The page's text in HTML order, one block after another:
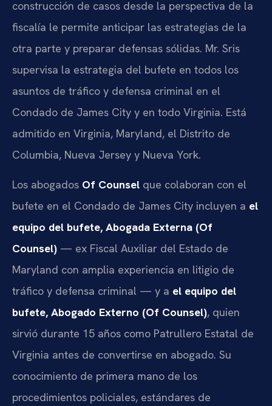
construcción de casos desde la perspectiva de la
fiscalía le permite anticipar las estrategias de la
otra parte y preparar defensas sólidas. Mr. Sris
supervisa la estrategia del bufete en todos los
asuntos de tráfico y defensa criminal en el
Condado de James City y en todo Virginia. Está
admitido en Virginia, Maryland, el Distrito de
Columbia, Nueva Jersey y Nueva York.
Los abogados Of Counsel que colaboran con el
bufete en el Condado de James City incluyen a el
equipo del bufete, Abogada Externa (Of
Counsel) — ex Fiscal Auxiliar del Estado de
Maryland con amplia experiencia en litigio de
tráfico y defensa criminal — y a el equipo del
bufete, Abogado Externo (Of Counsel), quien
sirvió durante 15 años como Patrullero Estatal de
Virginia antes de convertirse en abogado. Su
conocimiento de primera mano de los
procedimientos policiales, estándares de